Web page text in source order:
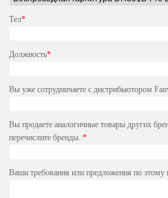
Тел*
Должность*
Вы уже сотрудничаете с дистрибьютором
Вы продаете аналогичные товары других
перечислите бренды.*
Ваши требования или предложения по этому